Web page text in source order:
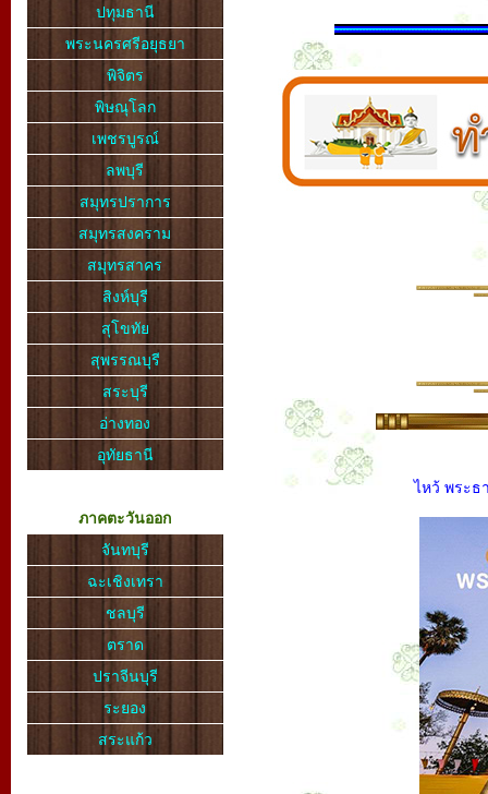
ปทุมธานี
พระนครศรีอยุธยา
พิจิตร
พิษณุโลก
เพชรบูรณ์
ลพบุรี
สมุทรปราการ
สมุทรสงคราม
สมุทรสาคร
สิงห์บุรี
สุโขทัย
สุพรรณบุรี
สระบุรี
อ่างทอง
อุทัยธานี
ภาคตะวันออก
จันทบุรี
ฉะเชิงเทรา
ชลบุรี
ตราด
ปราจีนบุรี
ระยอง
สระแก้ว
ไหว้ พระธ